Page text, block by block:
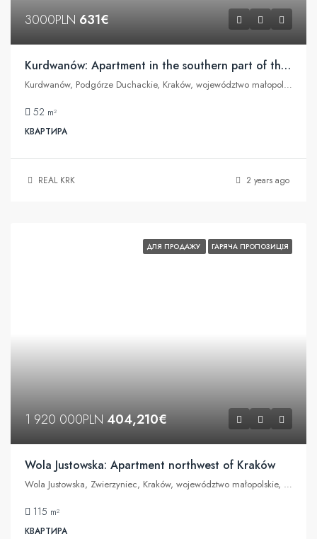
3000PLN 631€
Kurdwanów: Apartment in the southern part of the city
Kurdwanów, Podgórze Duchackie, Kraków, województwo małopolskie, Polska
52 m²
КВАРТИРА
REAL KRK 2 years ago
ДЛЯ ПРОДАЖУ ГАРЯЧА ПРОПОЗИЦІЯ
1 920 000PLN 404,210€
Wola Justowska: Apartment northwest of Kraków
Wola Justowska, Zwierzyniec, Kraków, województwo małopolskie, Polska
115 m²
КВАРТИРА